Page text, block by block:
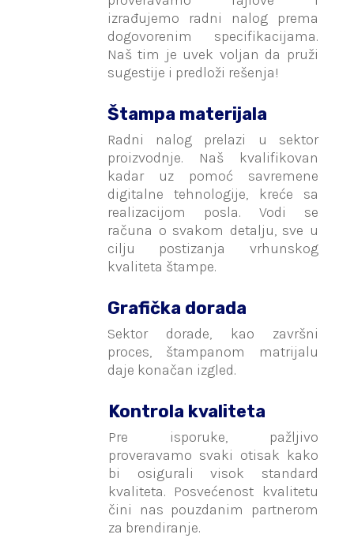
izrađujemo radni nalog prema
dogovorenim specifikacijama.
Naš tim je uvek voljan da pruži
sugestije i predloži rešenja!
Štampa materijala
Radni nalog prelazi u sektor
proizvodnje. Naš kvalifikovan
kadar uz pomoć savremene
digitalne tehnologije, kreće sa
realizacijom posla. Vodi se
računa o svakom detalju, sve u
cilju postizanja vrhunskog
kvaliteta štampe.
Grafička dorada
Sektor dorade, kao završni
proces, štampanom matrijalu
daje konačan izgled.
Kontrola kvaliteta
Pre isporuke, pažljivo
proveravamo svaki otisak kako
bi osigurali visok standard
kvaliteta. Posvećenost kvalitetu
čini nas pouzdanim partnerom
za brendiranje.